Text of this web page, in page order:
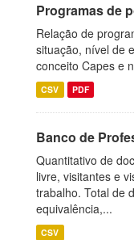
Programas de
Relação de
situação, nível de
conceito Capes e
CSV PDF
Banco de
Quantitativo de
livre, visitantes e
trabalho. Total de
equivalência,...
CSV